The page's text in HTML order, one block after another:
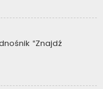
“Znajdź